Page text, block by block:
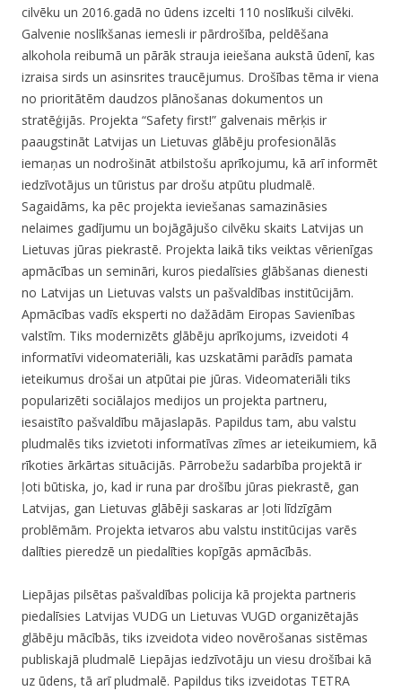
cilvēku un 2016.gadā no ūdens izcelti 110 noslīkuši cilvēki.
Galvenie noslīkšanas iemesli ir pārdrošība, peldēšana
alkohola reibumā un pārāk strauja ieiešana aukstā ūdenī, kas
izraisa sirds un asinsrites traucējumus. Drošības tēma ir viena
no prioritātēm daudzos plānošanas dokumentos un
stratēģijās. Projekta “Safety first!” galvenais mērķis ir
paaugstināt Latvijas un Lietuvas glābēju profesionālās
iemaņas un nodrošināt atbilstošu aprīkojumu, kā arī informēt
iedzīvotājus un tūristus par drošu atpūtu pludmalē.
Sagaidāms, ka pēc projekta ieviešanas samazināsies
nelaimes gadījumu un bojāgājušo cilvēku skaits Latvijas un
Lietuvas jūras piekrastē. Projekta laikā tiks veiktas vērienīgas
apmācības un semināri, kuros piedalīsies glābšanas dienesti
no Latvijas un Lietuvas valsts un pašvaldības institūcijām.
Apmācības vadīs eksperti no dažādām Eiropas Savienības
valstīm. Tiks modernizēts glābēju aprīkojums, izveidoti 4
informatīvi videomateriāli, kas uzskatāmi parādīs pamata
ieteikumus drošai un atpūtai pie jūras. Videomateriāli tiks
popularizēti sociālajos medijos un projekta partneru,
iesaistīto pašvaldību mājaslapās. Papildus tam, abu valstu
pludmalēs tiks izvietoti informatīvas zīmes ar ieteikumiem, kā
rīkoties ārkārtas situācijās. Pārrobežu sadarbība projektā ir
ļoti būtiska, jo, kad ir runa par drošību jūras piekrastē, gan
Latvijas, gan Lietuvas glābēji saskaras ar ļoti līdzīgām
problēmām. Projekta ietvaros abu valstu institūcijas varēs
dalīties pieredzē un piedalīties kopīgās apmācībās.
Liepājas pilsētas pašvaldības policija kā projekta partneris
piedalīsies Latvijas VUDG un Lietuvas VUGD organizētajās
glābēju mācībās, tiks izveidota video novērošanas sistēmas
publiskajā pludmalē Liepājas iedzīvotāju un viesu drošībai kā
uz ūdens, tā arī pludmalē. Papildus tiks izveidotas TETRA